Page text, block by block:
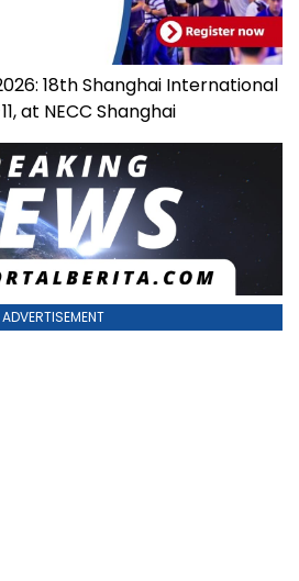
18th Shanghai International
at NECC Shanghai
ADVERTISEMENT